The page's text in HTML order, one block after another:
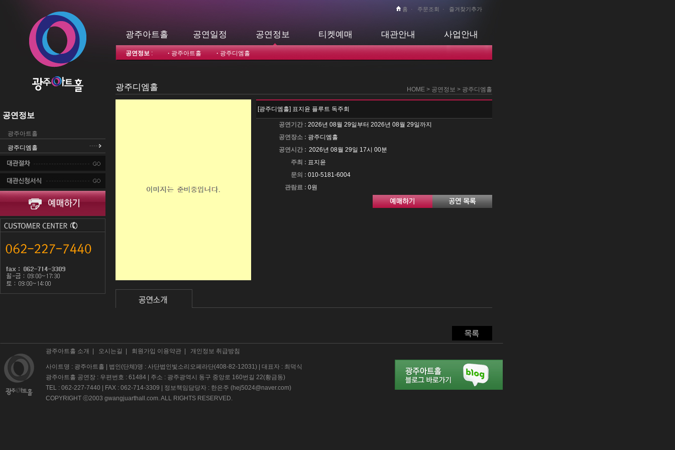
공연정보
광주아트홀
광주디엠홀
홈 · 주문조회 · 즐겨찾기추가
광주아트홀 공연일정 공연정보 티켓예매 대관안내 사업안내
공연정보 : · 광주아트홀 · 광주디엠홀
광주디엠홀 HOME > 공연정보 > 광주디엠홀
[광주디엠홀] 표지윤 플루트 독주회
공연기간 : 2026년 08월 29일부터 2026년 08월 29일까지
공연장소 : 광주디엠홀
공연시간 : 2026년 08월 29일 17시 00분
주최 : 표지윤
문의 : 010-5181-6004
관람료 : 0원
광주아트홀 소개 오시는길 회원가입 이용약관 개인정보 취급방침
사이트명 : 광주아트홀 | 법인(단체)명 : 사단법인빛소리오페라단(408-82-12031) | 대표자 : 최덕식
광주아트홀 공연장 : 우편번호 : 61484 | 주소 : 광주광역시 동구 중앙로 160번길 22(황금동)
TEL : 062-227-7440 | FAX : 062-714-3309 | 정보책임담당자 : 한은주 (hej5024@naver.com)
COPYRIGHT ⓒ2003 gwangjuarthall.com. ALL RIGHTS RESERVED.